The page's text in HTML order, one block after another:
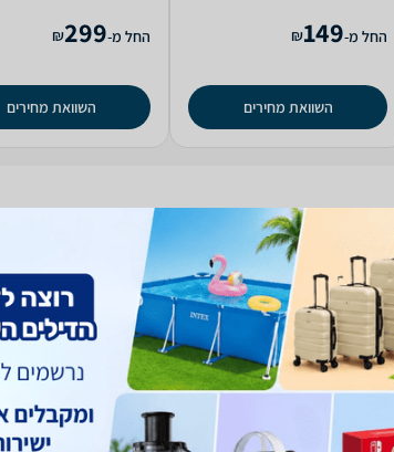
החל מ-149
₪
השוואת מחירים
החל מ-299
₪
השוואת מחירים
צעצועים כללי לגו ומשחקי הרכבה משחקי חשיבה והגיון